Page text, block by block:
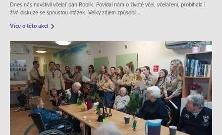
Dnes nás navštívil včelař pan Roblík. Povídal nám o životě včel, včelaření, probíhala i
živá diskuze se spoustou otázek. Velký zájem způsobil...
Více o této akci